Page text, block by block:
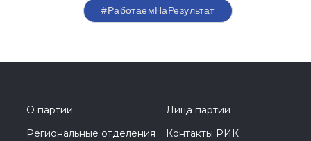
#РаботаемНаРезультат
О партии
Лица партии
Региональные отделения
Контакты РИК